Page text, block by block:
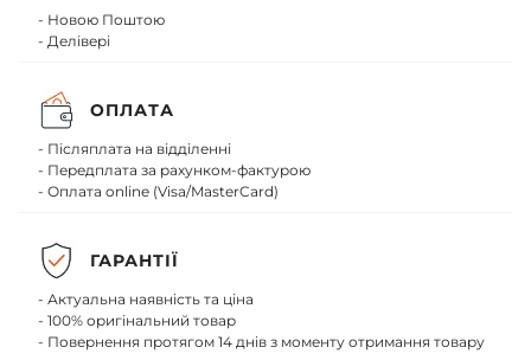
- Новою Поштою
- Делівері
ОПЛАТА
- Післяплата на відділенні
- Передплата за рахунком-фактурою
- Оплата online (Visa/MasterCard)
ГАРАНТІЇ
- Актуальна наявність та ціна
- 100% оригінальний товар
- Повернення протягом 14 днів з моменту отримання товару